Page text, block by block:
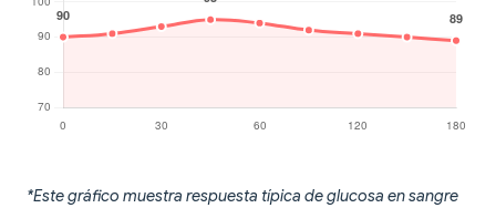
*Este gráfico muestra respuesta típica de glucosa en sangre